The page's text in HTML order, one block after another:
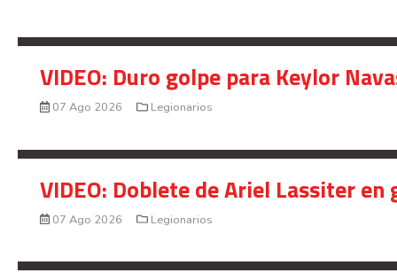
VIDEO: Duro golpe para Keylor
07 Ago 2026 Legionarios
VIDEO: Doblete de Ariel Lassiter
07 Ago 2026 Legionarios